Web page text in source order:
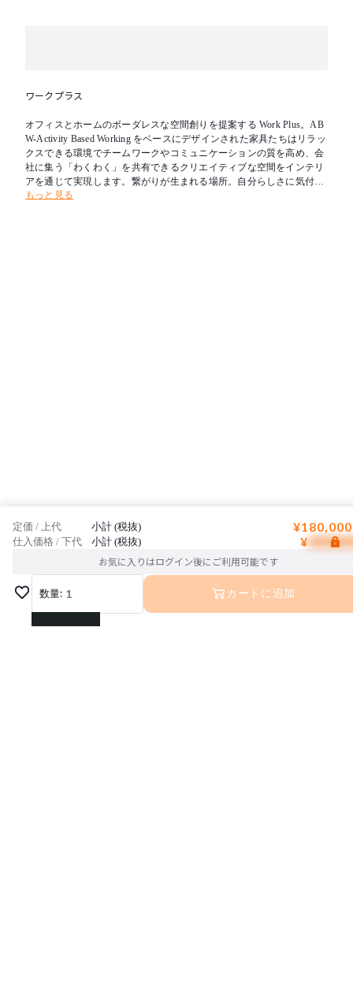
ワークプラス
オフィスとホームのボーダレスな空間創りを提案する Work Plus。AB
W-Activity Based Working をベースにデザインされた家具たちはリラッ
クスできる環境でチームワークやコミュニケーションの質を高め、会
社に集う「わくわく」を共有できるクリエイティブな空間をインテリ
アを通じて実現します。繋がりが生まれる場所。自分らしさに気付け
る場所。目的に出会うことができる場所。Work Plus が私たちの感性
もっと見る
定価 / 上代 小計 (税抜)
仕入価格 / 下代 小計 (税抜) ¥
お気に入りはログイン後にご利用可能です
数量: 1
1
カートに追加